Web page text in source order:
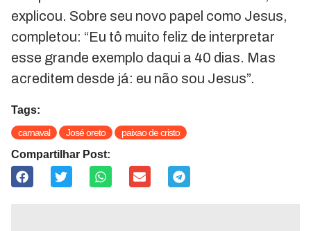
explicou. Sobre seu novo papel como Jesus,
completou: “Eu tô muito feliz de interpretar
esse grande exemplo daqui a 40 dias. Mas
acreditem desde já: eu não sou Jesus”.
Tags:
carnaval José oreto paixao de cristo
Compartilhar Post: